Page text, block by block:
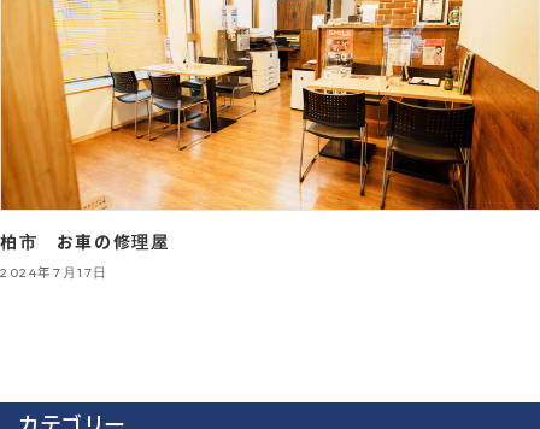
柏市 お車の修理屋
2024年7月17日